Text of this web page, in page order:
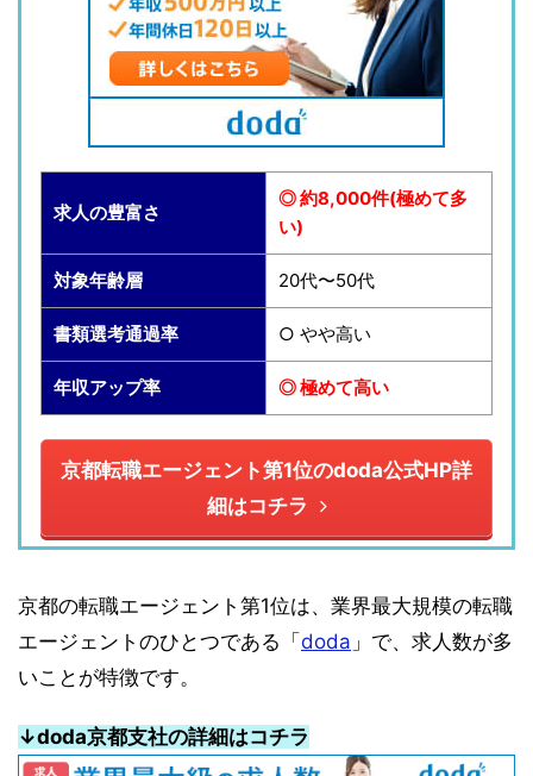
求人の豊富さ
◎ 約8,000件(極めて多
い)
対象年齢層 20代〜50代
書類選考通過率 ○ やや高い
年収アップ率 ◎ 極めて高い
京都転職エージェント第1位のdoda公式HP詳
細はコチラ
京都の転職エージェント第1位は、業界最大規模の転職
エージェントのひとつである「 doda 」で、求人数が多
いことが特徴です。
↓doda京都支社の詳細はコチラ